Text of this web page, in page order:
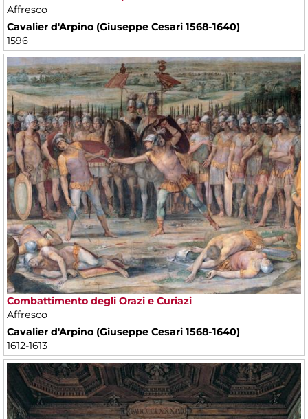
Affresco
Cavalier d'Arpino (Giuseppe Cesari 1568-1640)
1596
Combattimento degli Orazi e Curiazi
Affresco
Cavalier d'Arpino (Giuseppe Cesari 1568-1640)
1612-1613